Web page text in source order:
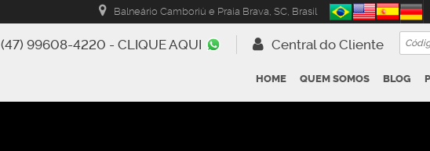
Balneário Camboriú e Praia Brava, SC, Brasil
Central do Cliente
(47) 99608-4220 - CLIQUE AQUI
BLOG
QUEM SOMOS
HOME